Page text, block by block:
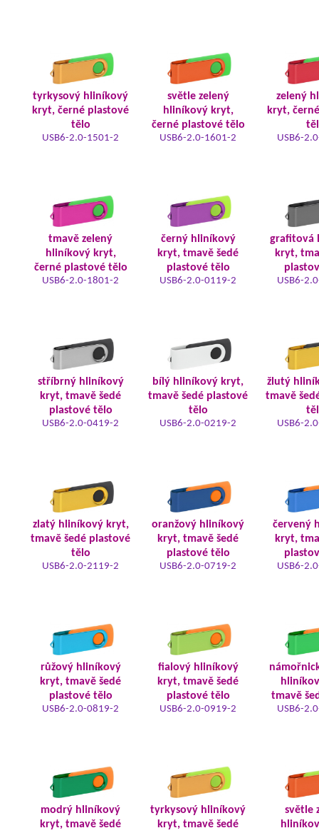
tyrkysový hliníkový
kryt, černé plastové
tělo
USB6-2.0-1501-2
světle zelený
hliníkový kryt,
černé plastové tělo
USB6-2.0-1601-2
zelený
kryt,
USB6-
tmavě zelený
hliníkový kryt,
černé plastové tělo
USB6-2.0-1801-2
černý hliníkový
kryt, tmavě šedé
plastové tělo
USB6-2.0-0119-2
grafitová
kryt,
USB6-
stříbrný hliníkový
kryt, tmavě šedé
plastové tělo
USB6-2.0-0419-2
bílý hliníkový kryt,
tmavě šedé plastové
tělo
USB6-2.0-0219-2
žlutý
tmavě
USB6-
zlatý hliníkový kryt,
tmavě šedé plastové
tělo
USB6-2.0-2119-2
oranžový hliníkový
kryt, tmavě šedé
plastové tělo
USB6-2.0-0719-2
červený
kryt,
USB6-
růžový hliníkový
kryt, tmavě šedé
plastové tělo
USB6-2.0-0819-2
fialový hliníkový
kryt, tmavě šedé
plastové tělo
USB6-2.0-0919-2
tmavě
USB6-
modrý hliníkový
kryt, tmavě šedé
tyrkysový hliníkový
kryt, tmavě šedé
světle